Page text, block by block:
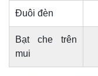
Đuôi đèn
Bạt che trên
mui